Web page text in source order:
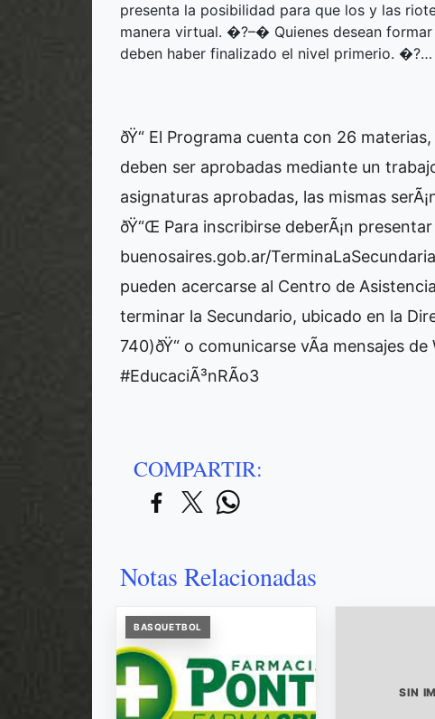
presenta la posibilidad para que los y las
manera virtual. �?–�️ Quienes desean
deben haber finalizado el nivel primerio. �?…
ðŸ“ El Programa cuenta con 26
deben ser aprobadas mediante un
asignaturas aprobadas, las mismas
ðŸ“Œ Para inscribirse deberÃ¡n
buenosaires.gob.ar/
pueden acercarse al Centro de
terminar la Secundario, ubicado en la
740)ðŸ“ o comunicarse vÃ­a mensajes
#EducaciÃ³nRÃ­o3
COMPARTIR:
Notas Relacionadas
BASQUETBOL
SIN